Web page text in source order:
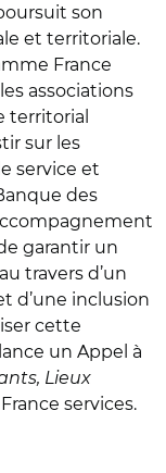
son
et territoriale.
France
associations
territorial
sur les
service et
des
garantir un
travers d’un
d’une inclusion
cette
un Appel à
Lieux
services.